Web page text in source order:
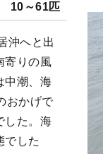
10～61匹
沖へと出
寄りの風
中潮、海
おかげで
した。海
でした